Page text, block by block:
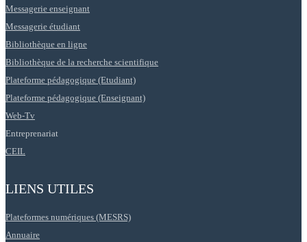
Messagerie enseignant
Messagerie étudiant
Bibliothèque en ligne
Bibliothèque de la recherche scientifique
Plateforme pédagogique (Etudiant)
Plateforme pédagogique (Enseignant)
Web-Tv
Entreprenariat
CEIL
LIENS UTILES
Plateformes numériques (MESRS)
Annuaire